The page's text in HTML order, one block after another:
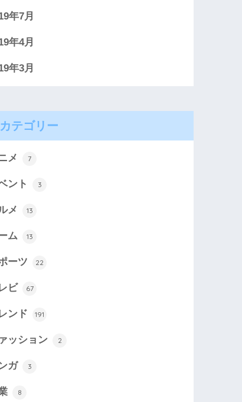
年7月
年4月
年3月
カテゴリー
メ 7
ント 3
メ 13
ム 13
ーツ 22
ビ 67
ンド 191
ッション 2
ガ 3
8